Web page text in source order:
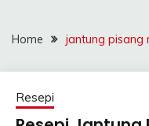
Home jantung pisang
Resepi